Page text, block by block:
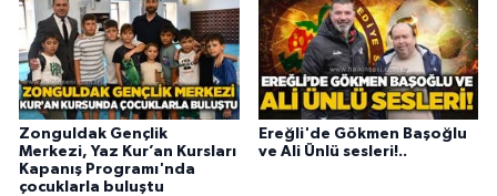
Zonguldak Gençlik
Merkezi, Yaz Kur’an Kursları
Kapanış Programı'nda
çocuklarla buluştu
Ereğli'de Gökmen Başoğlu
ve Ali Ünlü sesleri!..